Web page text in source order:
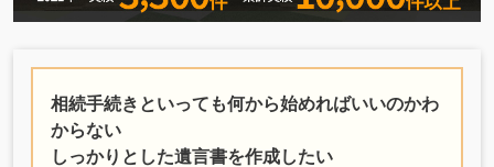
相続手続きといっても何から始めればいいのかわ
からない
しっかりとした遺言書を作成したい